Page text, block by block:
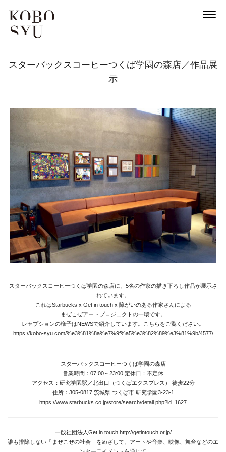
News
About
Artists
Exhibitions
Projects
Goods
Link
Facebook
Youtube
online-shop
art center syu
スターバックスコーヒーつくば学園の森店／作品展
示
スターバックスコーヒーつくば学園の森店に、5名の作家の描き下ろし作品が展示さ
れています。
これはStarbucks x Get in touch x 障がいのある作家さんによる
まぜこぜアートプロジェクトの一環です。
レセプションの様子はNEWSで紹介しています。こちらをご覧ください。
https://kobo-syu.com/%e3%81%8a%e7%9f%a5%e3%82%89%e3%81%9b/4577/
スターバックスコーヒーつくば学園の森店
営業時間：07:00～23:00 定休日：不定休
アクセス：研究学園駅／北出口（つくばエクスプレス） 徒歩22分
住所：305-0817 茨城県 つくば市 研究学園3-23-1
https://www.starbucks.co.jp/store/search/detail.php?id=1627
一般社団法人Get in touch http://getintouch.or.jp/
誰も排除しない「まぜこぜの社会」をめざして、アートや音楽、映像、舞台などのエ